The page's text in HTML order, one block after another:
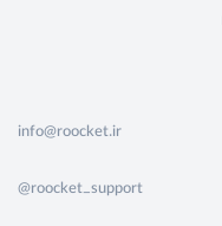
info@roocket.ir
@roocket_support